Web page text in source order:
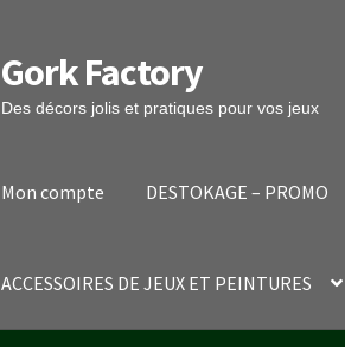
Aller
à
la
Aller
au
contenu
Gork Factory
Des décors jolis et pratiques pour vos jeux
Mon compte DESTOKAGE – PROMO
ACCESSOIRES DE JEUX ET PEINTURES